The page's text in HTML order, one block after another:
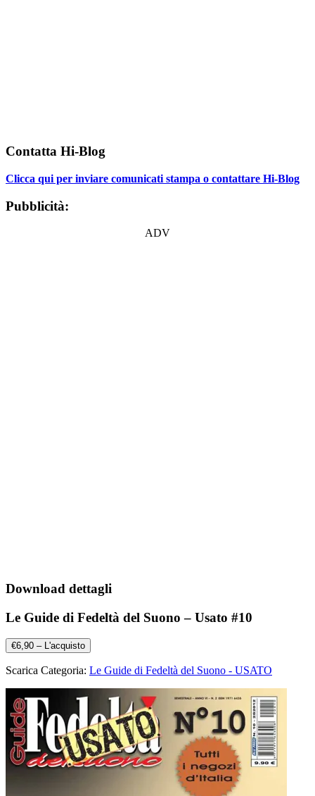
Contatta Hi-Blog
Clicca qui per inviare comunicati stampa o contattare Hi-Blog
Pubblicità:
ADV
Download dettagli
Le Guide di Fedeltà del Suono – Usato #10
€6,90 – L'acquisto
Scarica Categoria: Le Guide di Fedeltà del Suono - USATO